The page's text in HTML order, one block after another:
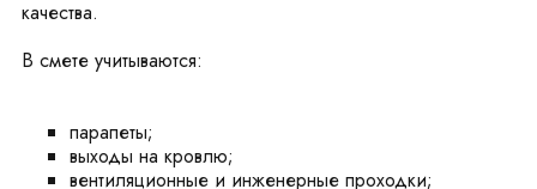
качества.
В смете учитываются:
парапеты;
выходы на кровлю;
вентиляционные и инженерные проходки;